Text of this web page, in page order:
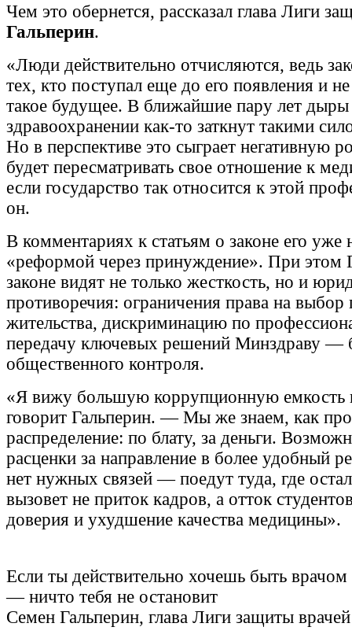
Чем это обернется, рассказал глава Лиги
Гальперин.
«Люди действительно отчисляются, ведь
тех, кто поступал еще до его появления и
такое будущее. В ближайшие пару лет дыры
здравоохранении как-то заткнут такими
Но в перспективе это сыграет негативную
будет пересматривать свое отношение к
если государство так относится к этой
он.
В комментариях к статьям о законе его уже
«реформой через принуждение». При этом
законе видят не только жесткость, но и
противоречия: ограничения права на
жительства, дискриминацию по
передачу ключевых решений Минздраву —
общественного контроля.
«Я вижу большую коррупционную емкость
говорит Гальперин. — Мы же знаем, как
распределение: по блату, за деньги.
расценки за направление в более удобный
нет нужных связей — поедут туда, где
вызовет не приток кадров, а отток
доверия и ухудшение качества медицины».
Если ты действительно хочешь быть
— ничто тебя не остановит
Семен Гальперин, глава Лиги защиты врачей